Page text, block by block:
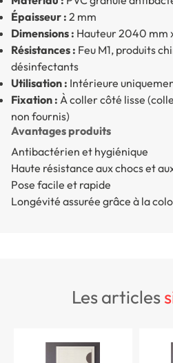
Épaisseur : 2 mm
Dimensions : Hauteur 2040 mm
Résistances : Feu M1, produits
désinfectants
Utilisation : Intérieure
Fixation : À coller côté lisse
non fournis)
Avantages produits
Antibactérien et hygiénique
Haute résistance aux chocs et
Pose facile et rapide
Longévité assurée grâce à la
les articles